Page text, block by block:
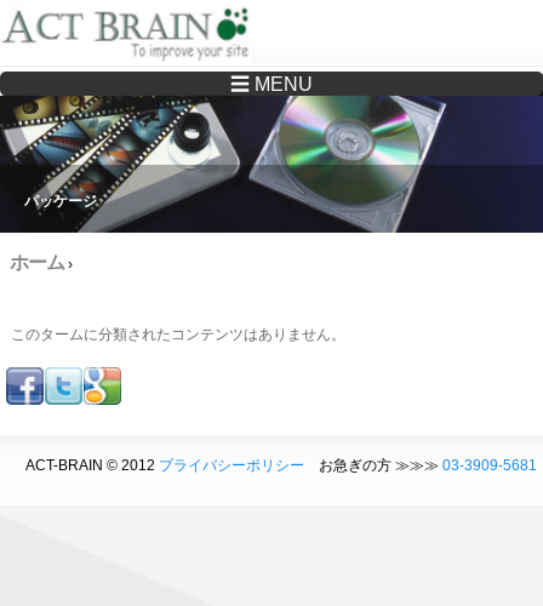
Drupalサイトの制作・保守をどこに頼んでいいか分からない方へ…まずはご相談く
ださい
☰ MENU
パッケージ
ホーム›
このタームに分類されたコンテンツはありません。
ACT-BRAIN © 2012 プライバシーポリシー お急ぎの方 ≫≫≫ 03-3909-5681